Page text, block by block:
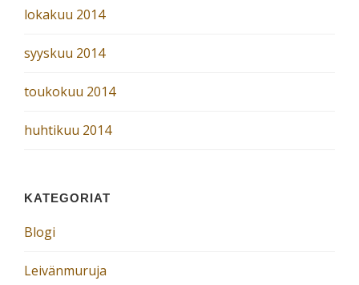
lokakuu 2014
syyskuu 2014
toukokuu 2014
huhtikuu 2014
KATEGORIAT
Blogi
Leivänmuruja